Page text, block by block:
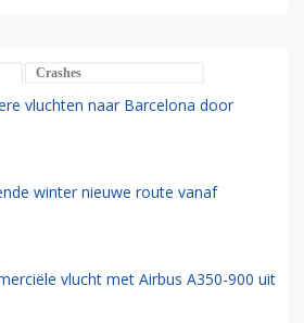
Crashes
vluchten naar Barcelona door
winter nieuwe route vanaf
vlucht met Airbus A350-900 uit